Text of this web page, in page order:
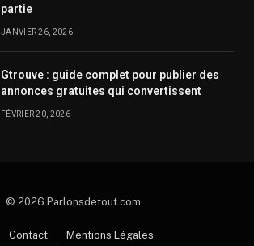
partie
JANVIER 26, 2026
Gtrouve : guide complet pour publier des
annonces gratuites qui convertissent
FÉVRIER 20, 2026
© 2026 Parlonsdetout.com
Contact Mentions Légales